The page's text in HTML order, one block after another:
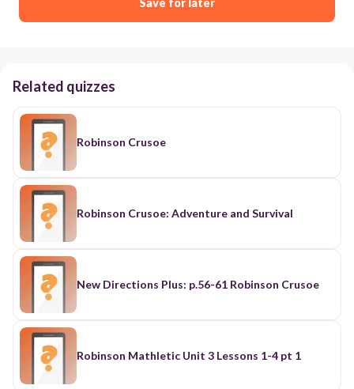
Save for later
Related quizzes
Robinson Crusoe
Robinson Crusoe: Adventure and Survival
New Directions Plus: p.56-61 Robinson Crusoe
Robinson Mathletic Unit 3 Lessons 1-4 pt 1